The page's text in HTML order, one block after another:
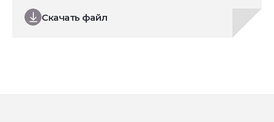
Скачать файл